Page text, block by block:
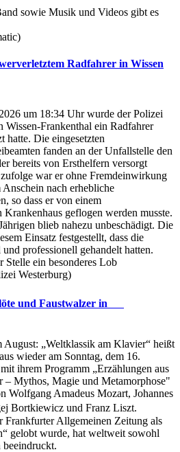
sowie Musik und Videos gibt es
Radfahrer in Wissen
um 18:34 Uhr wurde der Polizei
Wissen-Frankenthal ein Radfahrer
hatte. Die eingesetzten
fanden an der Unfallstelle den
bereits von Ersthelfern versorgt
war er ohne Fremdeinwirkung
nach erhebliche
so dass er von einem
geflogen werden musste.
blieb nahezu unbeschädigt. Die
Einsatz festgestellt, dass die
professionell gehandelt hatten.
Stelle ein besonderes Lob
Westerburg)
und Faustwalzer in
August: „Weltklassik am Klavier“ heißt
wieder am Sonntag, dem 16.
ihrem Programm „Erzählungen aus
– Mythos, Magie und Metamorphose"
Wolfgang Amadeus Mozart, Johannes
Bortkiewicz und Franz Liszt.
Frankfurter Allgemeinen Zeitung als
gelobt wurde, hat weltweit sowohl
beeindruckt.